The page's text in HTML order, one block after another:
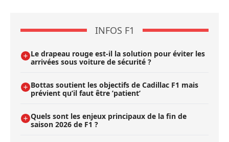
INFOS F1
Le drapeau rouge est-il la solution pour éviter les
arrivées sous voiture de sécurité ?
Bottas soutient les objectifs de Cadillac F1 mais
prévient qu’il faut être ’patient’
Quels sont les enjeux principaux de la fin de
saison 2026 de F1 ?